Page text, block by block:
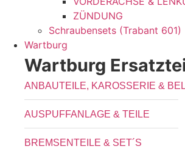
ZÜNDUNG
Schraubensets (Trabant 601)
Wartburg
Wartburg
ANBAUTEILE, KAROSSERIE &
AUSPUFFANLAGE & TEILE
BREMSENTEILE & SET´S